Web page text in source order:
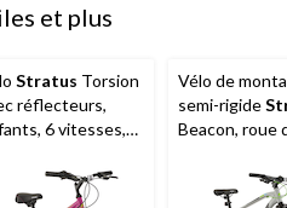
et plus
Stratus Torsion
réflecteurs,
6 vitesses,
Vélo de
semi-rigide
Beacon, roue